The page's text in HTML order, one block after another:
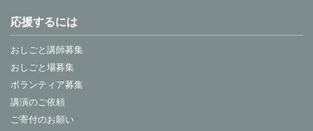
応援するには
おしごと講師募集
おしごと場募集
ボランティア募集
講演のご依頼
ご寄付のお願い